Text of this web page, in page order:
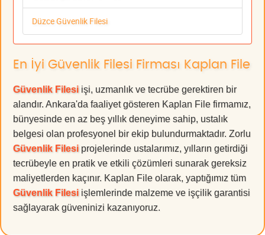
Düzce Güvenlik Filesi
En İyi Güvenlik Filesi Firması Kaplan File
Güvenlik Filesi işi, uzmanlık ve tecrübe gerektiren bir
alandır. Ankara'da faaliyet gösteren Kaplan File firmamız,
bünyesinde en az beş yıllık deneyime sahip, ustalık
belgesi olan profesyonel bir ekip bulundurmaktadır. Zorlu
Güvenlik Filesi projelerinde ustalarımız, yılların getirdiği
tecrübeyle en pratik ve etkili çözümleri sunarak gereksiz
maliyetlerden kaçınır. Kaplan File olarak, yaptığımız tüm
Güvenlik Filesi işlemlerinde malzeme ve işçilik garantisi
sağlayarak güveninizi kazanıyoruz.